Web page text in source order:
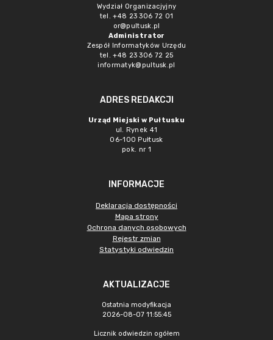
Wydział Organizacjyjny
tel. +48 23 306 72 01
or@pultusk.pl
Administrator
Zespół Informatyków Urzędu
tel. +48 23 306 72 25
informatyk@pultusk.pl
ADRES REDAKCJI
Urząd Miejski w Pułtusku
ul. Rynek 41
06-100 Pułtusk
pok. nr 1
INFORMACJE
Deklaracja dostępności
Mapa strony
Ochrona danych osobowych
Rejestr zmian
Statystyki odwiedzin
AKTUALIZACJE
Ostatnia modyfikacja
2026-08-07 11:55:45
Licznik odwiedzin ogółem